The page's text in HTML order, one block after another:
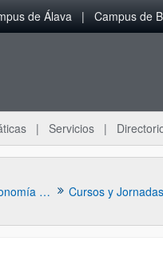
de Álava Campus de
Servicios
Enpresa Institutua - Instituto de Economía Aplicada a la Empresa Cursos y Jornadas